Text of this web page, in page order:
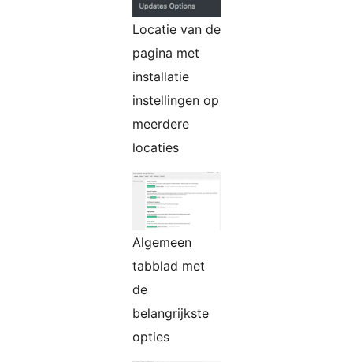
Locatie van de
pagina met
installatie
instellingen op
meerdere
locaties
Algemeen
tabblad met
de
belangrijkste
opties